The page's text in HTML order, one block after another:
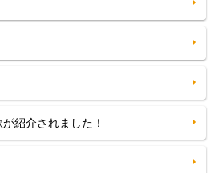
紹介されました！